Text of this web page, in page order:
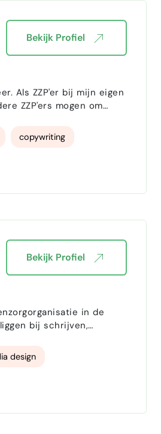
ZZP'ers mogen om
copywriting
Bekijk Profiel
in de
bij schrijven,
design
Bekijk Profiel